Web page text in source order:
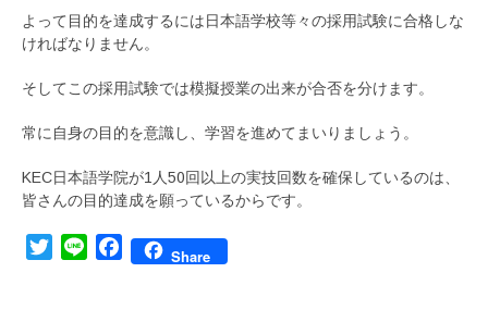
よって目的を達成するには日本語学校等々の採用試験に合格しな
ければなりません。
そしてこの採用試験では模擬授業の出来が合否を分けます。
常に自身の目的を意識し、学習を進めてまいりましょう。
KEC日本語学院が1人50回以上の実技回数を確保しているのは、
皆さんの目的達成を願っているからです。
TwitterLine FacebookShare